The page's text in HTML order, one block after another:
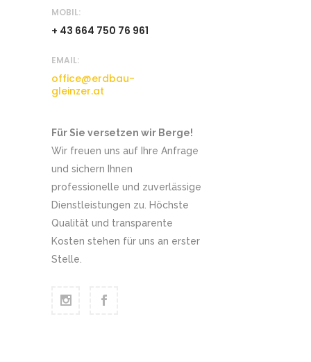
MOBIL:
+ 43 664 750 76 961
EMAIL:
office@erdbau-
gleinzer.at
Für Sie versetzen wir Berge!
Wir freuen uns auf Ihre Anfrage
und sichern Ihnen
professionelle und zuverlässige
Dienstleistungen zu. Höchste
Qualität und transparente
Kosten stehen für uns an erster
Stelle.